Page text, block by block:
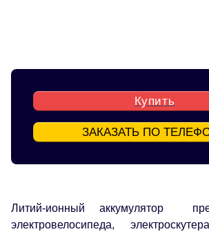
Купить
ЗАКАЗАТЬ ПО
Литий-ионный аккумулятор
электровелосипеда,